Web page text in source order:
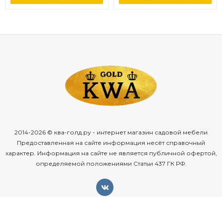
2014-2026 © ква-голд.ру - интернет магазин садовой мебели
Предоставленная на сайте информация несёт справочный
характер. Информация на сайте не является публичной офертой,
определяемой положениями Статьи 437 ГК РФ.